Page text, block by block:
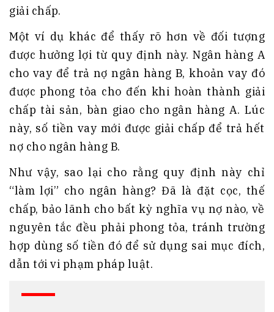
giải chấp.
Một ví dụ khác để thấy rõ hơn về đối tượng
được hưởng lợi từ quy định này. Ngân hàng A
cho vay để trả nợ ngân hàng B, khoản vay đó
được phong tỏa cho đến khi hoàn thành giải
chấp tài sản, bàn giao cho ngân hàng A. Lúc
này, số tiền vay mới được giải chấp để trả hết
nợ cho ngân hàng B.
Như vậy, sao lại cho rằng quy định này chỉ
“làm lợi” cho ngân hàng? Đã là đặt cọc, thế
chấp, bảo lãnh cho bất kỳ nghĩa vụ nợ nào, về
nguyên tắc đều phải phong tỏa, tránh trường
hợp dùng số tiền đó để sử dụng sai mục đích,
dẫn tới vi phạm pháp luật.